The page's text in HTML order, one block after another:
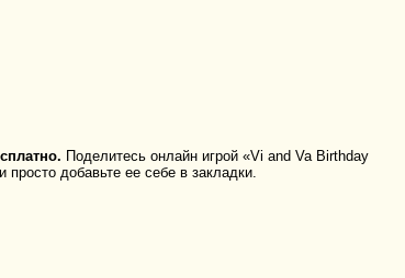
Поделитесь онлайн игрой «Vi and Va Birthday
добавьте ее себе в закладки.